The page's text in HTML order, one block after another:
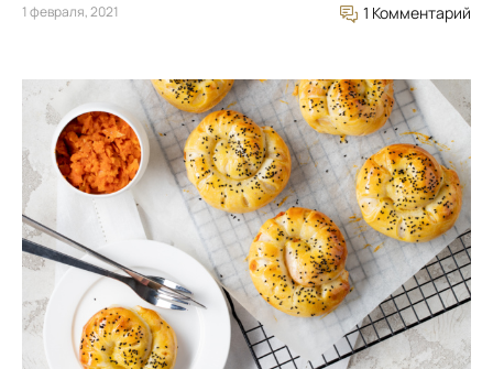
1 февраля, 2021 1 Комментарий